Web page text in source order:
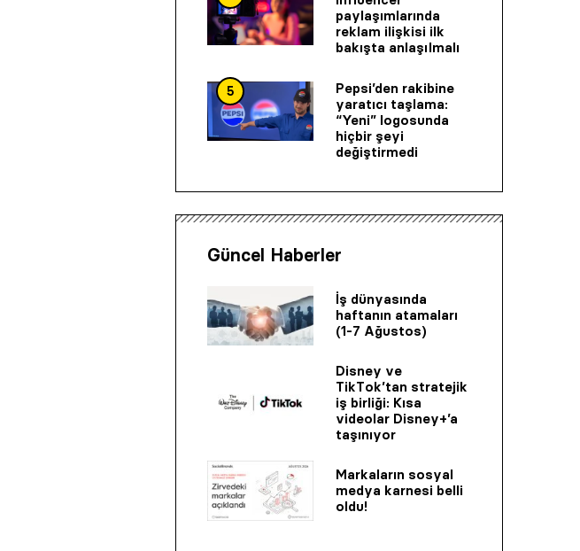
paylaşımlarında
reklam ilişkisi ilk
bakışta anlaşılmalı
5
Pepsi’den rakibine
yaratıcı taşlama:
“Yeni” logosunda
hiçbir şeyi
değiştirmedi
Güncel Haberler
İş dünyasında
haftanın atamaları
(1-7 Ağustos)
Disney ve
TikTok’tan stratejik
iş birliği: Kısa
videolar Disney+’a
taşınıyor
Markaların sosyal
medya karnesi belli
oldu!